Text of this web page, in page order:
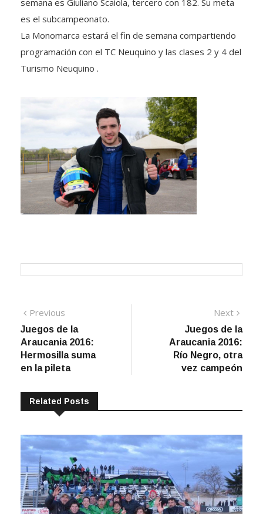
semana es Giuliano Scaiola, tercero con 182. Su meta
es el subcampeonato.
La Monomarca estará el fin de semana compartiendo
programación con el TC Neuquino y las clases 2 y 4 del
Turismo Neuquino .
Navegación
de
entradas
Previous
post:
Juegos de la
Araucania 2016:
Hermosilla suma
en la pileta
Next
post:
Juegos de la
Araucania 2016:
Río Negro, otra
vez campeón
Related Posts